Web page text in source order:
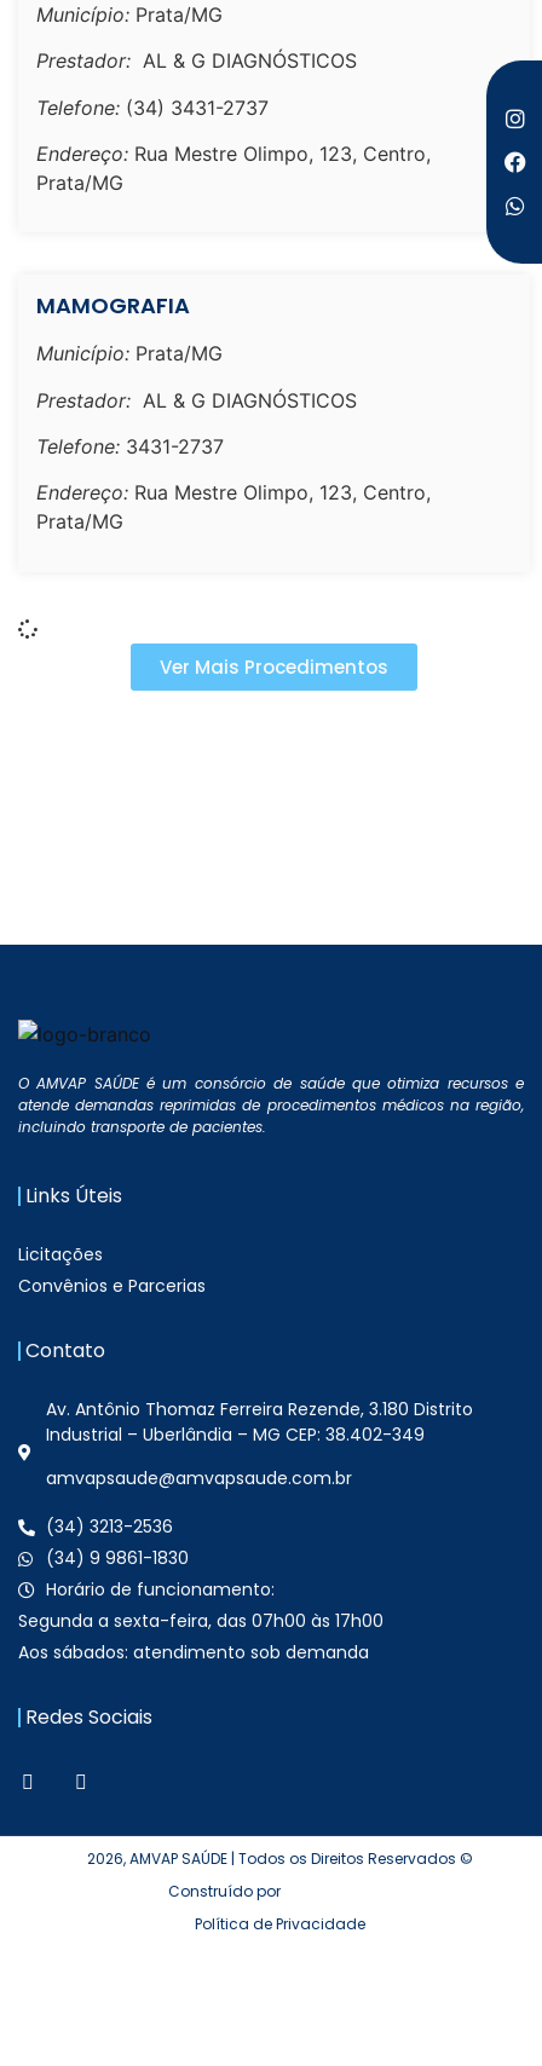
Município: Prata/MG
Prestador: AL & G DIAGNÓSTICOS
Telefone: (34) 3431-2737
Endereço: Rua Mestre Olimpo, 123, Centro,
Prata/MG
MAMOGRAFIA
Município: Prata/MG
Prestador: AL & G DIAGNÓSTICOS
Telefone: 3431-2737
Endereço: Rua Mestre Olimpo, 123, Centro,
Prata/MG
Ver Mais Procedimentos
O AMVAP SAÚDE é um consórcio de saúde que otimiza recursos e
atende demandas reprimidas de procedimentos médicos na região,
incluindo transporte de pacientes.
Links Úteis
Licitações
Convênios e Parcerias
Contato
Av. Antônio Thomaz Ferreira Rezende, 3.180 Distrito
Industrial – Uberlândia – MG CEP: 38.402-349
amvapsaude@amvapsaude.com.br
(34) 3213-2536
(34) 9 9861-1830
Horário de funcionamento:
Segunda a sexta-feira, das 07h00 às 17h00
Aos sábados: atendimento sob demanda
Redes Sociais
2026, AMVAP SAÚDE | Todos os Direitos Reservados ©
Construído por
Política de Privacidade